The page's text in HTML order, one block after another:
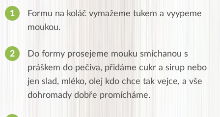
Formu na koláč vymažeme tukem a vyypeme
moukou.
Do formy prosejeme mouku smíchanou s
práškem do pečiva, přidáme cukr a sirup nebo
jen slad, mléko, olej kdo chce tak vejce, a vše
dohromady dobře promícháme.